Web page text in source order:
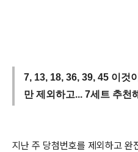
7, 13, 18, 36, 39, 45 이것
만 제외하고... 7세트 추천
지난 주 당첨번호를 제외하고 완